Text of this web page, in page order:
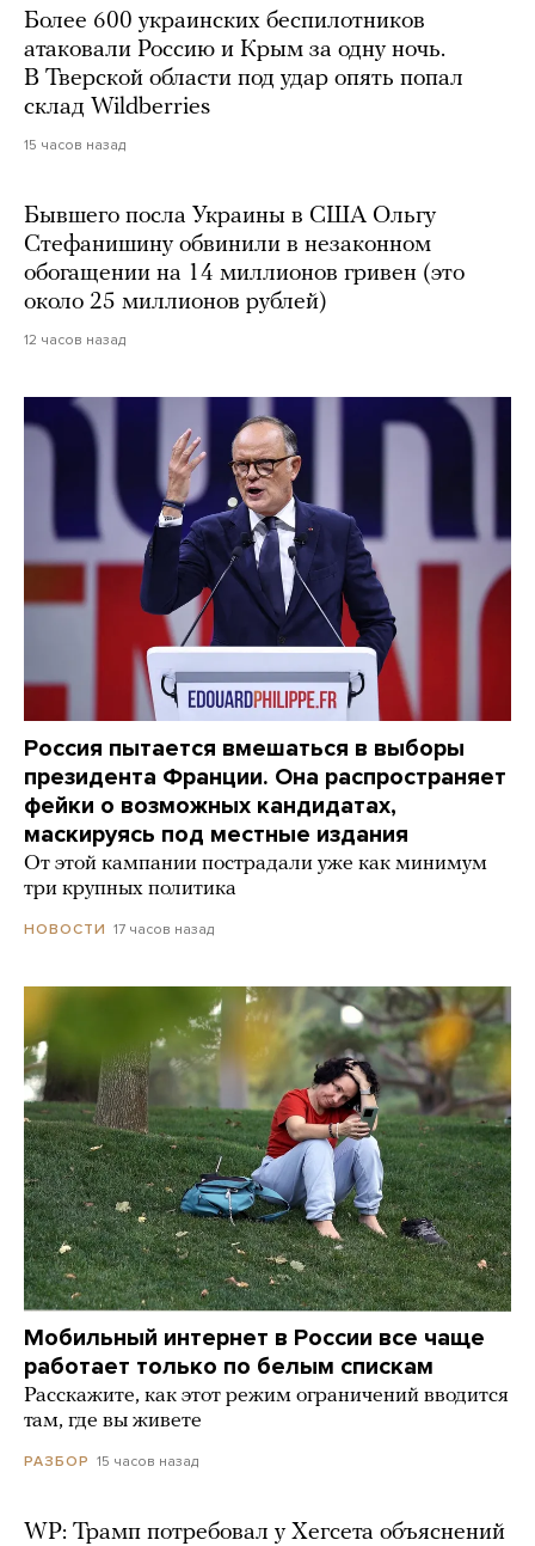
Более 600 украинских беспилотников
атаковали Россию и Крым за одну ночь.
В Тверской области под удар опять попал
склад Wildberries
15 часов назад
Бывшего посла Украины в США Ольгу
Стефанишину обвинили в незаконном
обогащении на 14 миллионов гривен (это
около 25 миллионов рублей)
12 часов назад
Россия пытается вмешаться в выборы
президента Франции. Она распространяет
фейки о возможных кандидатах,
маскируясь под местные издания
От этой кампании пострадали уже как минимум
три крупных политика
НОВОСТИ 17 часов назад
Мобильный интернет в России все чаще
работает только по белым спискам
Расскажите, как этот режим ограничений вводится
там, где вы живете
РАЗБОР 15 часов назад
WP: Трамп потребовал у Хегсета объяснений